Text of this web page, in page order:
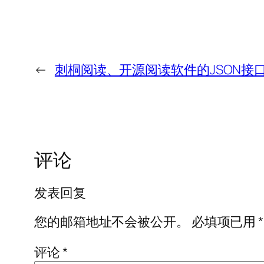
← 刺桐阅读、开源阅读软件的JSON接
评论
发表回复
您的邮箱地址不会被公开。
必填项已用*
评论*